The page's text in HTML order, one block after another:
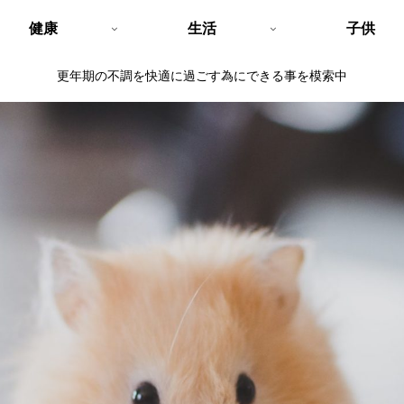
更年期の不調を快適に過ごす為にできる事を模索中
健康 生活 子供